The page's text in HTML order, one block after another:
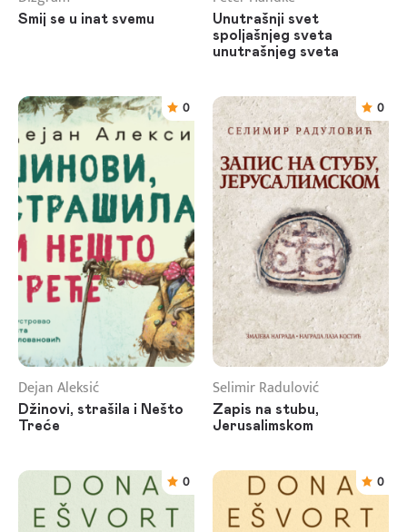
Smij se u inat svemu
Unutrašnji svet
spoljašnjeg sveta
unutrašnjeg sveta
0
Dejan Aleksić
Džinovi, strašila i Nešto
Treće
0
Selimir Radulović
Zapis na stubu,
Jerusalimskom
0 0